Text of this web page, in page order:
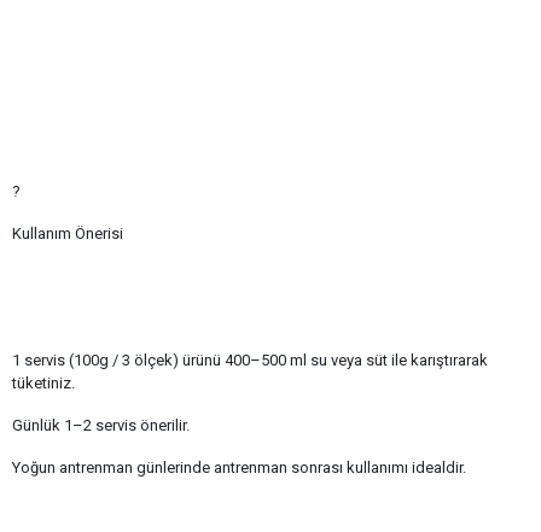
?
Kullanım Önerisi
1 servis (100g / 3 ölçek) ürünü 400–500 ml su veya süt ile karıştırarak
tüketiniz.
Günlük 1–2 servis önerilir.
Yoğun antrenman günlerinde antrenman sonrası kullanımı idealdir.